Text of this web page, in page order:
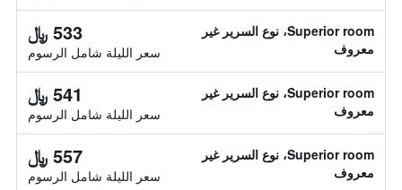
Superior room، نوع السرير غير
معروف
533 ﷼
سعر الليلة شامل الرسوم
Superior room، نوع السرير غير
معروف
541 ﷼
سعر الليلة شامل الرسوم
Superior room، نوع السرير غير
معروف
557 ﷼
سعر الليلة شامل الرسوم